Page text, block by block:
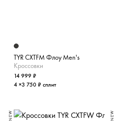
TYR CXTFM Флоу Men's
Кроссовки
14 999 ₽
4 ×3 750 ₽ сплит
NEW NEW